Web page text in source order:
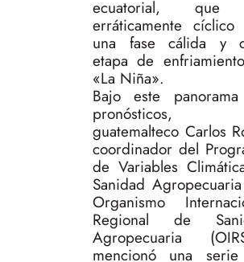
ecuatorial, que
erráticamente cíclico
una fase cálida y
etapa de
«La Niña».
Bajo este
pronósticos,
guatemalteco Carlos
coordinador del
de Variables
Sanidad
Organismo
Regional de
Agropecuaria
mencionó una